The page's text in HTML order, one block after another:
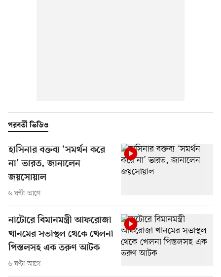
পরবর্তী ভিডিও
হাসিনার বক্তব্য ‘সমর্থন করে
না’ ভারত, জানালেন
জয়সোয়াল
৬ ঘণ্টা আগে
নাটোরে বিমানমন্ত্রী আফরোজা
খানমের সভাস্থল থেকে খেলনা
পিস্তলসহ এক তরুণ আটক
৬ ঘণ্টা আগে